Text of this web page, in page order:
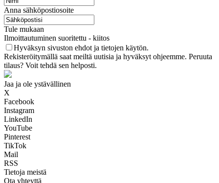
Anna sähköpostiosoite
Tule mukaan
Ilmoittautuminen suoritettu - kiitos
Hyväksyn sivuston ehdot ja tietojen käytön.
Rekisteröitymällä saat meiltä uutisia ja hyväksyt ohjeemme. Peruuta
tilaus? Voit tehdä sen helposti.
Jaa ja ole ystävällinen
X
Facebook
Instagram
LinkedIn
YouTube
Pinterest
TikTok
Mail
RSS
Tietoja meistä
Ota yhteyttä